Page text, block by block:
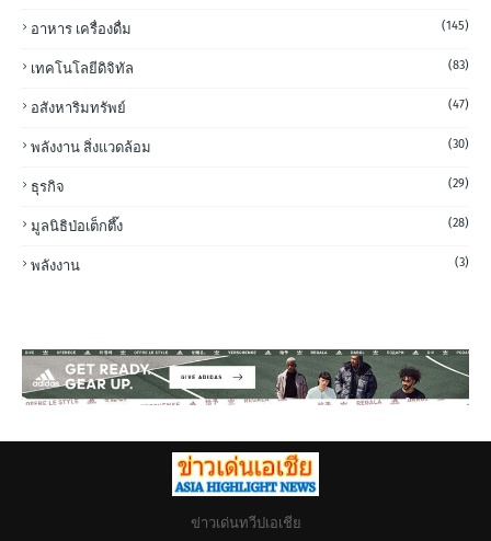
อาหาร เครื่องดื่ม (145)
เทคโนโลยีดิจิทัล (83)
อสังหาริมทรัพย์ (47)
พลังงาน สิ่งแวดล้อม (30)
ธุรกิจ (29)
มูลนิธิป่อเต็กตึ๊ง (28)
พลังงาน (3)
ข่าวเด่นทวีปเอเชีย